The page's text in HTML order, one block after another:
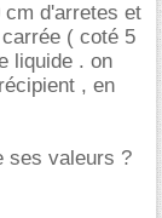
cm d'arretes et
( coté 5
liquide . on
, en
ses valeurs ?